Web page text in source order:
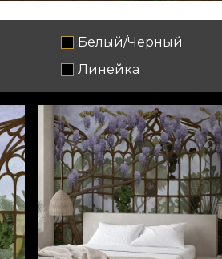
Белый/Черный
Линейка